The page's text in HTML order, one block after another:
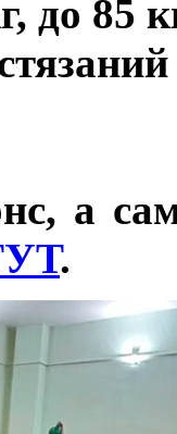
до 85
а
.